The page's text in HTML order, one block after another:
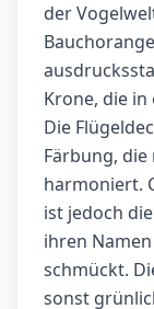
der
Krone, die
Die
Färbung,
harmoniert.
ist jedoch
ihren
schmückt.
sonst